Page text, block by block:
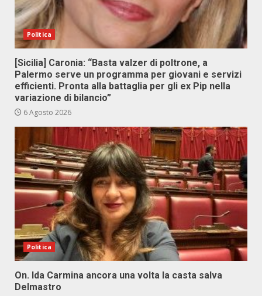
Politica
[Sicilia] Caronia: “Basta valzer di poltrone, a
Palermo serve un programma per giovani e servizi
efficienti. Pronta alla battaglia per gli ex Pip nella
variazione di bilancio”
6 Agosto 2026
Politica
On. Ida Carmina ancora una volta la casta salva
Delmastro